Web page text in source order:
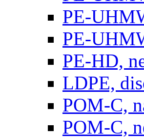
PE-
PE-
PE-HD,
LDPE,
POM-C,
POM-C,